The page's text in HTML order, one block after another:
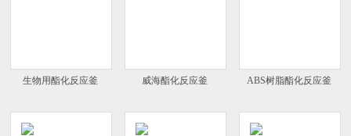
生物用酯化反应釜 威海酯化反应釜 ABS树脂酯化反应釜